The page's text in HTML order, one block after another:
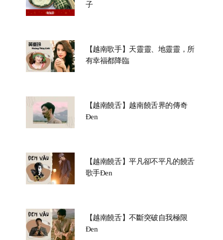
子
【越南歌手】天靈靈、地靈靈，所
有幸福都降臨
【越南饒舌】越南饒舌界的傳奇
Đen
【越南饒舌】平凡卻不平凡的饒舌
歌手Đen
【越南饒舌】不斷突破自我極限
Đen